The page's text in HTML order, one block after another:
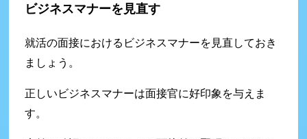
ビジネスマナーを見直す
就活の面接におけるビジネスマナーを見直しておき
ましょう。
正しいビジネスマナーは面接官に好印象を与えま
す。